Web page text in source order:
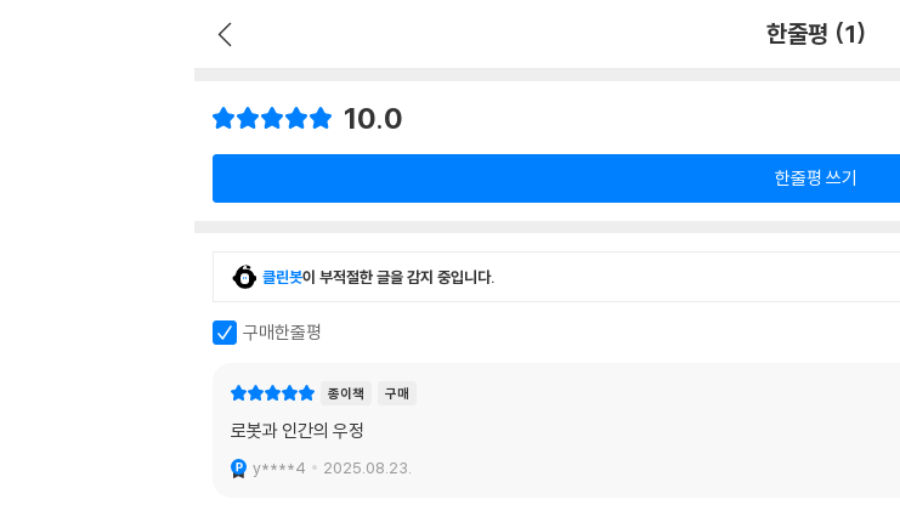
한줄평 (1)
10.0
한줄평 쓰기
클린봇이 부적절한 글을 감지 중입니다.
구매한줄평
종이책 구매
로봇과 인간의 우정
y****4 2025.08.23.